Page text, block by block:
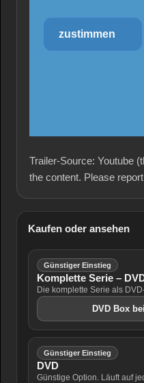
zustimmen
Trailer-Source: Youtube
the content. Please
Kaufen oder ansehen
Günstiger Einstieg
Komplette Serie –
Die komplette Serie als
DVD Box
Günstiger Einstieg
DVD
Günstige Option. Läuft auf